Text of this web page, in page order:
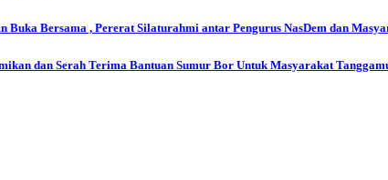
Buka Bersama , Pererat Silaturahmi antar Pengurus NasDem dan
dan Serah Terima Bantuan Sumur Bor Untuk Masyarakat